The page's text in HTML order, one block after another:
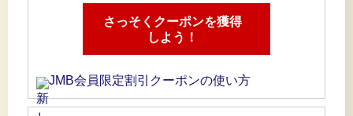
さっそくクーポンを獲得
しよう！
JMB会員限定割引クーポンの使い方